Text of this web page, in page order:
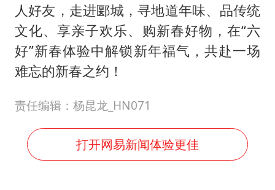
人好友，走进郾城，寻地道年味、品传统
文化、享亲子欢乐、购新春好物，在“六
好”新春体验中解锁新年福气，共赴一场
难忘的新春之约！
责任编辑：杨昆龙_HN071
打开网易新闻体验更佳